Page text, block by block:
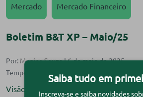
Mercado Mercado Financeiro
Boletim B&T XP – Maio/25
Por: Monise Souza| 6 de maio de 2025
Visão do especialista Com Bruno
Saiba tudo em
Inscreva-se e saiba novidades